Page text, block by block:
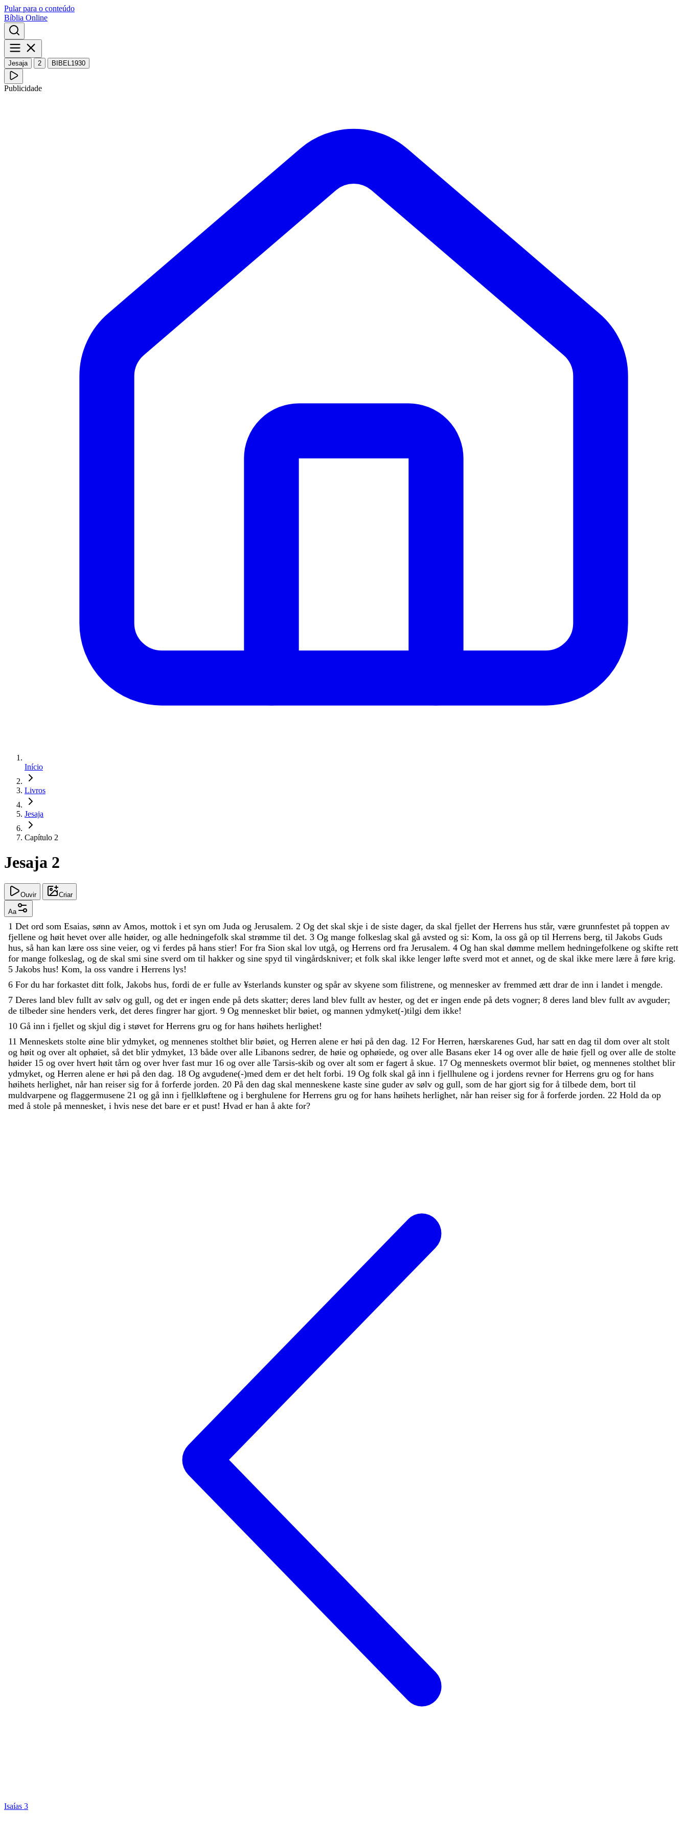
Pular para o conteúdo
Bíblia Online
Jesaja 2 BIBEL1930
Publicidade
Início
Livros
Jesaja
Capítulo 2
Jesaja 2
Ouvir Criar
Aa
1 Det ord som Esaias, sønn av Amos, mottok i et syn om Juda og Jerusalem. 2 Og det skal skje i de siste dager, da skal fjellet der Herrens hus står, være grunnfestet på toppen av
fjellene og høit hevet over alle høider, og alle hedningefolk skal strømme til det. 3 Og mange folkeslag skal gå avsted og si: Kom, la oss gå op til Herrens berg, til Jakobs Guds
hus, så han kan lære oss sine veier, og vi ferdes på hans stier! For fra Sion skal lov utgå, og Herrens ord fra Jerusalem. 4 Og han skal dømme mellem hedningefolkene og skifte rett
for mange folkeslag, og de skal smi sine sverd om til hakker og sine spyd til vingårdskniver; et folk skal ikke lenger løfte sverd mot et annet, og de skal ikke mere lære å føre krig.
5 Jakobs hus! Kom, la oss vandre i Herrens lys!
6 For du har forkastet ditt folk, Jakobs hus, fordi de er fulle av ¥sterlands kunster og spår av skyene som filistrene, og mennesker av fremmed ætt drar de inn i landet i mengde.
7 Deres land blev fullt av sølv og gull, og det er ingen ende på dets skatter; deres land blev fullt av hester, og det er ingen ende på dets vogner; 8 deres land blev fullt av avguder;
de tilbeder sine henders verk, det deres fingrer har gjort. 9 Og mennesket blir bøiet, og mannen ydmyket(-)tilgi dem ikke!
10 Gå inn i fjellet og skjul dig i støvet for Herrens gru og for hans høihets herlighet!
11 Menneskets stolte øine blir ydmyket, og mennenes stolthet blir bøiet, og Herren alene er høi på den dag. 12 For Herren, hærskarenes Gud, har satt en dag til dom over alt stolt
og høit og over alt ophøiet, så det blir ydmyket, 13 både over alle Libanons sedrer, de høie og ophøiede, og over alle Basans eker 14 og over alle de høie fjell og over alle de stolte
høider 15 og over hvert høit tårn og over hver fast mur 16 og over alle Tarsis-skib og over alt som er fagert å skue. 17 Og menneskets overmot blir bøiet, og mennenes stolthet blir
ydmyket, og Herren alene er høi på den dag. 18 Og avgudene(-)med dem er det helt forbi. 19 Og folk skal gå inn i fjellhulene og i jordens revner for Herrens gru og for hans
høihets herlighet, når han reiser sig for å forferde jorden. 20 På den dag skal menneskene kaste sine guder av sølv og gull, som de har gjort sig for å tilbede dem, bort til
muldvarpene og flaggermusene 21 og gå inn i fjellkløftene og i berghulene for Herrens gru og for hans høihets herlighet, når han reiser sig for å forferde jorden. 22 Hold da op
med å stole på mennesket, i hvis nese det bare er et pust! Hvad er han å akte for?
Isaías 3